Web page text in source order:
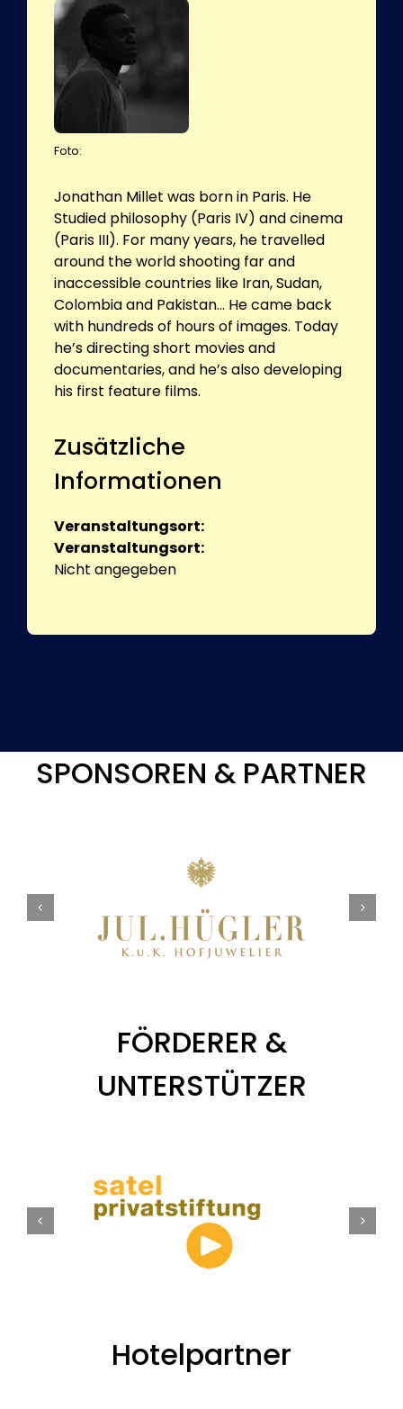
Foto:
Jonathan Millet was born in Paris. He
Studied philosophy (Paris IV) and cinema
(Paris III). For many years, he travelled
around the world shooting far and
inaccessible countries like Iran, Sudan,
Colombia and Pakistan... He came back
with hundreds of hours of images. Today
he’s directing short movies and
documentaries, and he’s also developing
his first feature films.
Zusätzliche
Informationen
Veranstaltungsort:
Veranstaltungsort:
Nicht angegeben
SPONSOREN & PARTNER
FÖRDERER &
UNTERSTÜTZER
Hotelpartner